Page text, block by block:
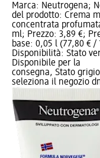
Marca: Neutrogena;
del prodotto: Crema
concentrata
ml; Prezzo: 3,89 €;
base: 0,05 l (77,80 € /
Disponibilità: Stato
Disponibile per la
consegna, Stato grigio
seleziona il negozio